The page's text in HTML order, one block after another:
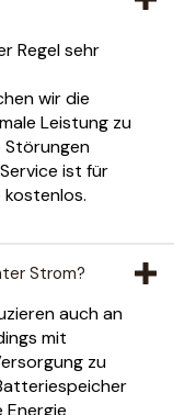
Regel sehr
wir die
Leistung zu
Störungen
ist für
Strom?
auch an
mit
zu
Energie